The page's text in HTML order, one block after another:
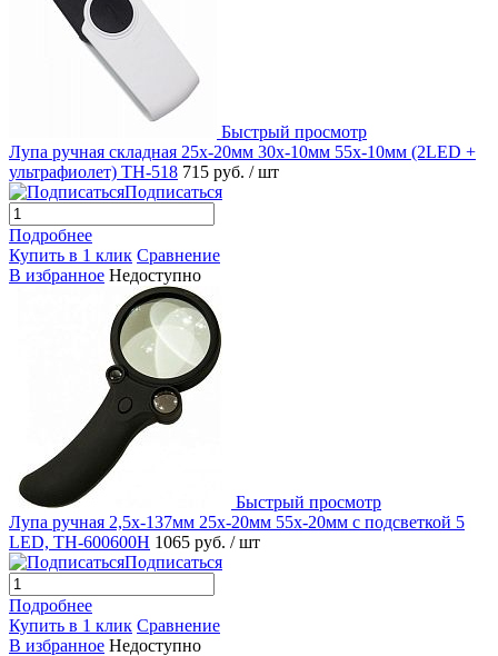
Быстрый просмотр
Лупа ручная складная 25x-20мм 30x-10мм 55x-10мм (2LED +
ультрафиолет) TH-518 715 руб. / шт
Подписаться
Подробнее
Купить в 1 клик Сравнение
В избранное Недоступно
Быстрый просмотр
Лупа ручная 2,5x-137мм 25x-20мм 55x-20мм с подсветкой 5
LED, TH-600600H 1065 руб. / шт
Подписаться
Подробнее
Купить в 1 клик Сравнение
В избранное Недоступно